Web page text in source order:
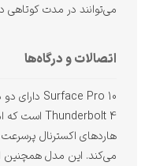
می‌توانند در مدت کوتاهی
اتصالات و درگاه‌ها
هاردهای اکسترنال